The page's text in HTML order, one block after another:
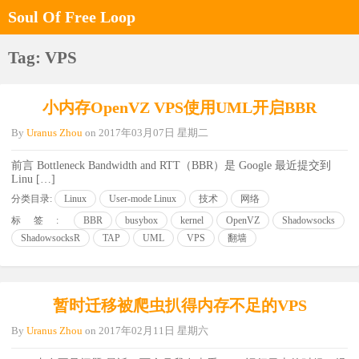
Soul Of Free Loop
Tag: VPS
小内存OpenVZ VPS使用UML开启BBR
By Uranus Zhou on 2017年03月07日 星期二
前言 Bottleneck Bandwidth and RTT（BBR）是 Google 最近提交到
Linu […]
分类目录: Linux User-mode Linux 技术
网络
标签:
BBR busybox kernel OpenVZ
Shadowsocks
ShadowsocksR
TAP UML VPS 翻墙
暂时迁移被爬虫扒得内存不足的VPS
By Uranus Zhou on 2017年02月11日 星期六